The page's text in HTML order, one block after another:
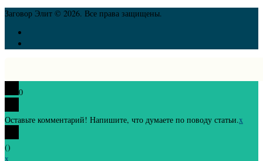
Заговор Элит © 2026. Все права защищены.
0
Оставьте комментарий! Напишите, что думаете по поводу статьи.x
()
x